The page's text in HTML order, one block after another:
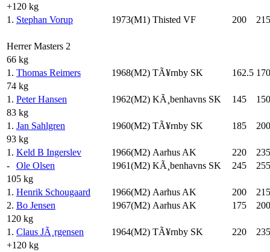
+120 kg
1. Stephan Vorup 1973(M1) Thisted VF 200 215
Herrer Masters 2
66 kg
1. Thomas Reimers 1968(M2) TÃ¥rnby SK 162.5 170
74 kg
1. Peter Hansen 1962(M2) KÃ¸benhavns SK 145
150
83 kg
1. Jan Sahlgren 1960(M2) TÃ¥rnby SK 185
200
93 kg
1. Keld B Ingerslev 1966(M2) Aarhus AK 220
235
-
Ole Olsen 1961(M2) KÃ¸benhavns SK 245
255
105 kg
1. Henrik Schougaard 1966(M2) Aarhus AK 200
215
2. Bo Jensen 1967(M2) Aarhus AK 175
200
120 kg
1. Claus JÃ¸rgensen 1964(M2) TÃ¥rnby SK 220
235
+120 kg